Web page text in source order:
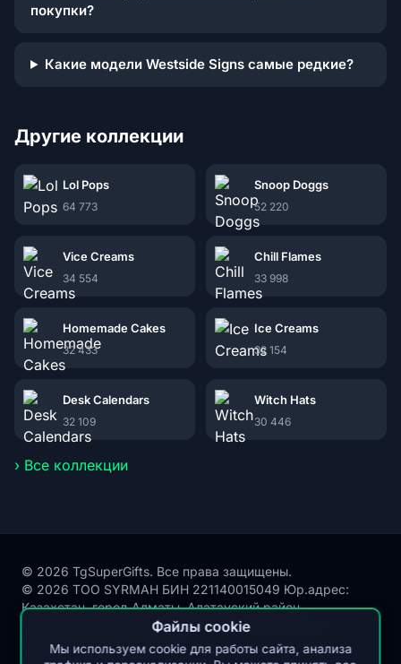
покупки?
Какие модели Westside Signs самые редкие?
Другие коллекции
Lol Pops
64 773
Snoop Doggs
52 220
Vice Creams
34 554
Chill Flames
33 998
Homemade Cakes
32 433
Ice Creams
32 154
Desk Calendars
32 109
Witch Hats
30 446
› Все коллекции
© 2026 TgSuperGifts. Все права защищены.
© 2026 ТОО SYRMAH БИН 221140015049 Юр.адрес:
Казахстан, город Алматы, Алатауский район,
Микрорайон Акбулак, улица Сухамбаева, здание 21,
почтовый индекс 050000
Публичная оферта
Файлы cookie
Мы используем cookie для работы сайта, анализа